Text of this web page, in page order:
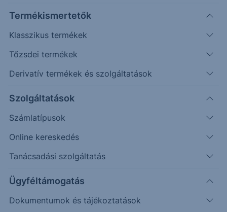
Termékismertetők
Klasszikus termékek
Tőzsdei termékek
Derivatív termékek és szolgáltatások
Szolgáltatások
Számlatípusok
Online kereskedés
Tanácsadási szolgáltatás
Ügyféltámogatás
Dokumentumok és tájékoztatások
Védelmi mechanizmussal
rendelkező egyedi befektetési
lehetőséget keresel?
Az Erste Strukturált Értékpapír kínálatával különböző
piaci helyzetekre találhatsz megfelelő befektetési
A havonta érkező termékek között találsz olyat, ahol a
kiválasztott mögöttes piac vagy termékek negatív